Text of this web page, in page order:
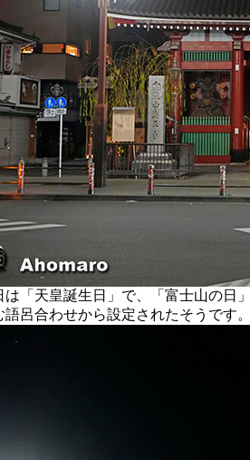
「天皇誕生日」で、「富士山の日
語呂合わせから設定されたそうです